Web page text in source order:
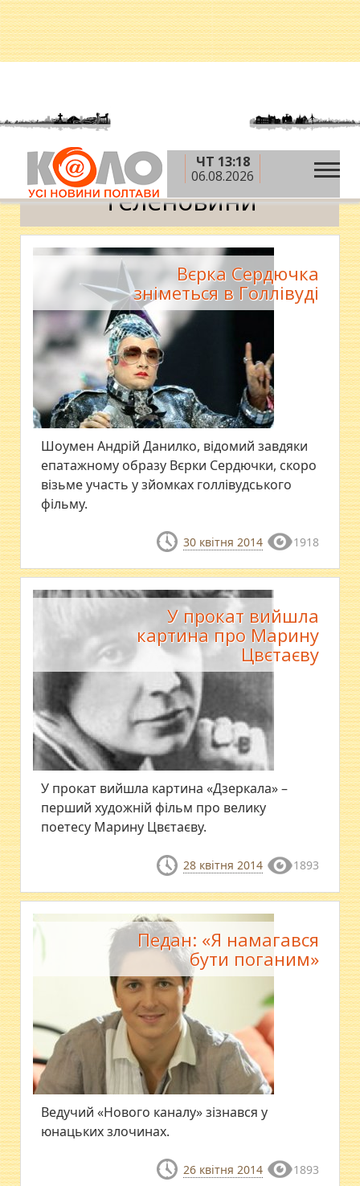
ЧТ 13:18
06.08.2026
Головна » Теми » Коловорот » Теленовини
Теленовини
Вєрка Сердючка
зніметься в Голлівуді
Шоумен Андрій Данилко, відомий завдяки
епатажному образу Вєрки Сердючки, скоро
візьме участь у зйомках голлівудського
фільму.
30 квітня 2014 1918
У прокат вийшла
картина про Марину
Цвєтаєву
У прокат вийшла картина «Дзеркала» –
перший художній фільм про велику
поетесу Марину Цвєтаєву.
28 квітня 2014 1893
Педан: «Я намагався
бути поганим»
Ведучий «Нового каналу» зізнався у
юнацьких злочинах.
26 квітня 2014 1893